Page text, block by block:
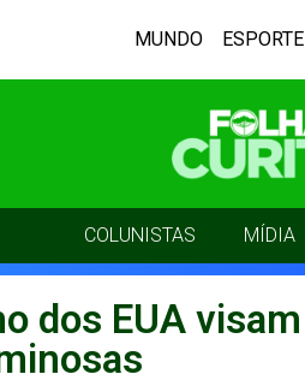
MUNDO ESPORTE
COLUNISTAS MÍDIA
dos EUA visam